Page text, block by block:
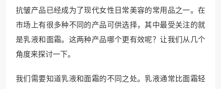
抗皱产品已经成为了现代女性日常美容的常用品之一。在
市场上有很多种不同的产品可供选择，其中最受关注的就
是乳液和面霜。这两种产品哪个更有效呢？让我们从几个
角度来探讨一下。
我们需要知道乳液和面霜的不同之处。乳液通常比面霜轻